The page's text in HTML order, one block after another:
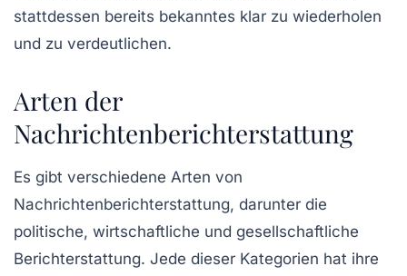
stattdessen bereits bekanntes klar zu wiederholen
und zu verdeutlichen.
Arten der
Nachrichtenberichterstattung
Es gibt verschiedene Arten von
Nachrichtenberichterstattung, darunter die
politische, wirtschaftliche und gesellschaftliche
Berichterstattung. Jede dieser Kategorien hat ihre